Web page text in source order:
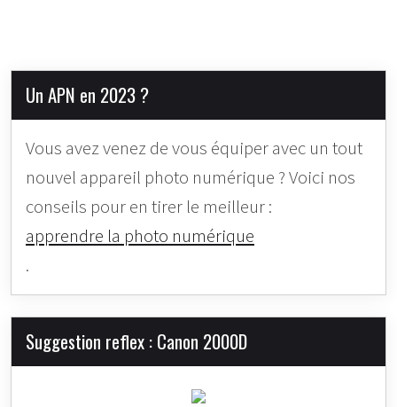
Un APN en 2023 ?
Vous avez venez de vous équiper avec un tout
nouvel appareil photo numérique ? Voici nos
conseils pour en tirer le meilleur :
apprendre la photo numérique
.
Suggestion reflex : Canon 2000D